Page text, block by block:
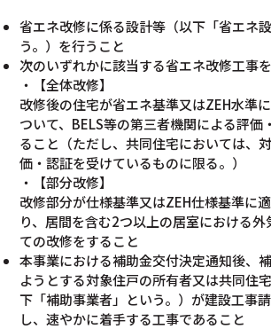
省エネ改修に係る設計等（以下「省エネ
う。）を行うこと
次のいずれかに該当する省エネ改修工事
・【全体改修】
改修後の住宅が省エネ基準又はZEH水準
ついて、BELS等の第三者機関による評価
ること（ただし、共同住宅においては、
価・認証を受けているものに限る。）
・【部分改修】
改修部分が仕様基準又はZEH仕様基準に
り、居間を含む2つ以上の居室における外
ての改修をすること
本事業における補助金交付決定通知後、
ようとする対象住戸の所有者又は共同住
下「補助事業者」という。）が建設工事
し、速やかに着手する工事であること